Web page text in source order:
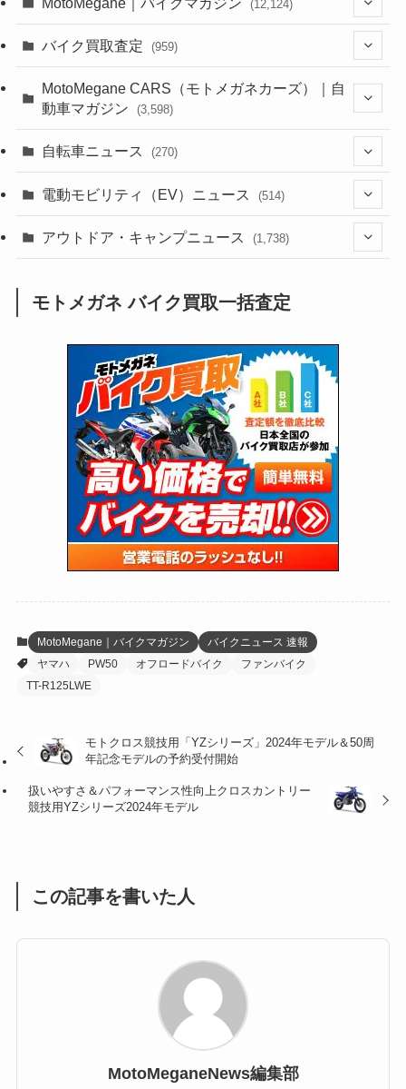
(12,124)
(44)
(637)
(118)
(60)
(31)
(51)
(34)
(5)
(12)
(63)
(109)
(251)
(38)
(24)
(16)
(25)
(24)
(46)
(15)
(5)
(249)
(64)
(16)
(62)
(4)
(6)
(17)
(5)
(27)
(306)
(6,953)
(2,473)
(249)
(1,226)
(12)
(131)
(38)
(131)
(167)
(85)
(21)
(61)
(171)
(98)
(13)
(60)
(274)
(171)
(38)
(47)
(59)
(41)
(47)
(66)
(16)
(141)
(254)
(204)
(1,139)
(166)
(23)
(33)
(34)
(35)
(41)
(415)
(16)
バイク買取査定 (959)
(352)
MotoMegane CARS（モトメガネカーズ）｜自
動車マガジン
(3,598)
(185)
(137)
(72)
(2,739)
(126)
(170)
自転車ニュース (270)
(54)
(211)
電動モビリティ（EV）ニュース (514)
(132)
(171)
(118)
(27)
アウトドア・キャンプニュース (1,738)
(1,605)
(147)
(13)
(19)
(12)
(16)
(4)
(16)
モトメガネ バイク買取一括査定
MotoMegane｜バイクマガジン
バイクニュース 速報
ヤマハ
PW50 オフロードバイク
ファンバイク
TT-R125LWE
モトクロス競技用「YZシリーズ」2024年モデル＆50周
年記念モデルの予約受付開始
扱いやすさ＆パフォーマンス性向上クロスカントリー
競技用YZシリーズ2024年モデル
この記事を書いた人
MotoMeganeNews編集部